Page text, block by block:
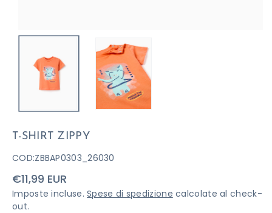
T-SHIRT ZIPPY
COD:ZBBAP0303_26030
Prezzo
di
listino
€11,99 EUR
Imposte incluse.Spese di spedizione calcolate al check-
out.